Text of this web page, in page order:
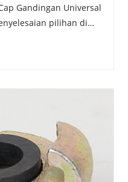
Gandingan Universal
pilihan di
komprehensif